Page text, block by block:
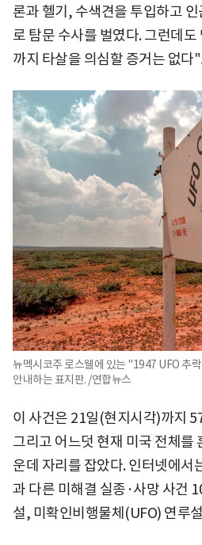
론과 헬기, 수색견을 투입하고
로 탐문 수사를 벌였다. 그런데
까지 타살을 의심할 증거는 없다
뉴멕시코주 로스웰에 있는 "1947 UFO 추
안내하는 표지판. /연합뉴스
이 사건은 21일(현지시각)까지
그리고 어느덧 현재 미국 전체를
운데 자리를 잡았다. 인터넷에서
과 다른 미해결 실종·사망 사건
설, 미확인비행물체(UFO) 연루